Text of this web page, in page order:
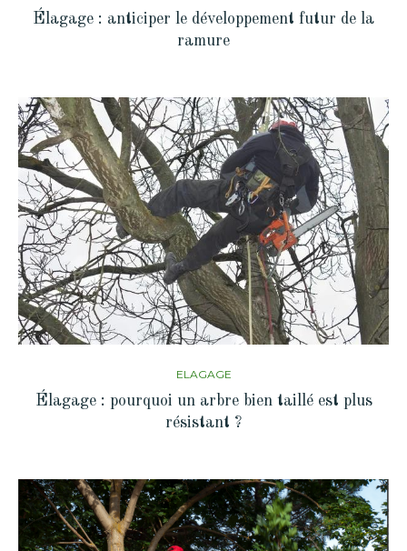
Élagage : anticiper le développement futur de la
ramure
ELAGAGE
Élagage : pourquoi un arbre bien taillé est plus
résistant ?